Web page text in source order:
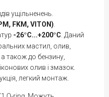
ущільненень.
FKM, VITON)
-26°С...+200°С . Даний
мастил, олив,
також до бензину,
олив і змазок.
легкий монтаж.